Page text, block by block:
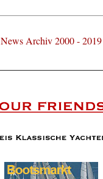
News Archiv 2000 - 2019